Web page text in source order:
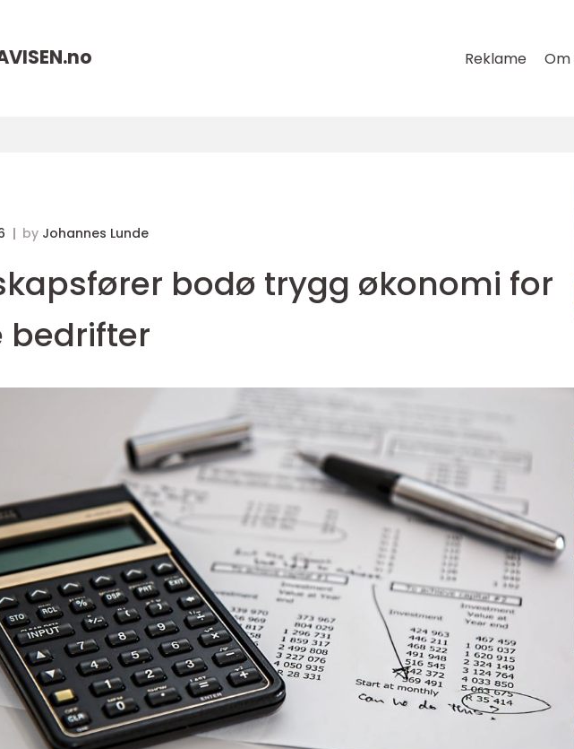
no Reklame Om
by Johannes Lunde
bodø trygg økonomi for
bedrifter